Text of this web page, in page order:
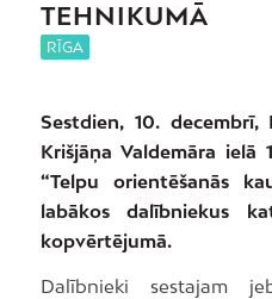
TEHNIKUMĀ
RĪGA
Sestdien, 10. decembrī,
Krišjāņa Valdemāra ielā
“Telpu orientēšanās
labākos dalībniekus
kopvērtējumā.
Dalībnieki sestajam